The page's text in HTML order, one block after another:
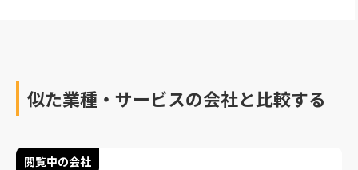
似た業種・サービスの会社と比較する
閲覧中の会社